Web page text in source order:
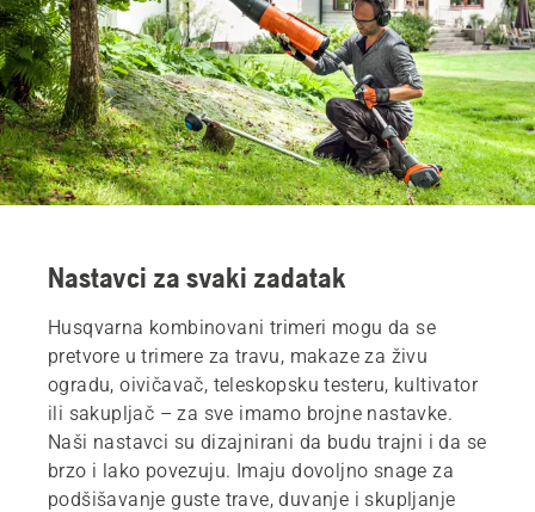
Nastavci za svaki zadatak
Husqvarna kombinovani trimeri mogu da se
pretvore u trimere za travu, makaze za živu
ogradu, oivičavač, teleskopsku testeru, kultivator
ili sakupljač – za sve imamo brojne nastavke.
Naši nastavci su dizajnirani da budu trajni i da se
brzo i lako povezuju. Imaju dovoljno snage za
podšišavanje guste trave, duvanje i skupljanje